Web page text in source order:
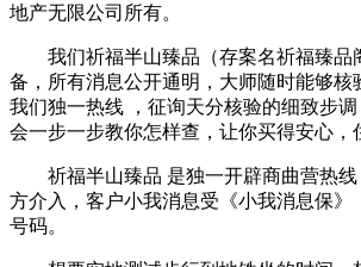
地产无限公司所有。
我们祈福半山臻品（存案名祈福臻品
备，所有消息公开通明，大师随时能够核
我们独一热线 ，征询天分核验的细致步
会一步一步教你怎样查，让你买得安心，
祈福半山臻品 是独一开辟商曲营热线
方介入，客户小我消息受《小我消息保》
号码。